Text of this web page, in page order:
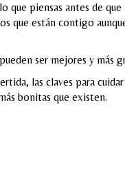
que piensas antes de
que están contigo
ser mejores y más
las claves para cuidar
bonitas que existen.